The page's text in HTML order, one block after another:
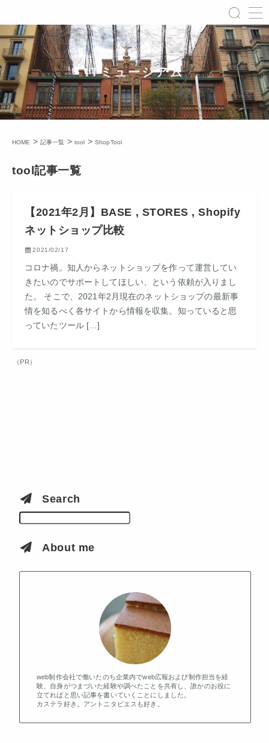
ITミュージアム
HOME > 記事一覧 > tool > ShopTool
tool記事一覧
【2021年2月】BASE , STORES , Shopify
ネットショップ比較
2021/02/17
コロナ禍。知人からネットショップを作って運営してい
きたいのでサポートしてほしい、という依頼が入りまし
た。 そこで、2021年2月現在のネットショップの最新事
情を知るべく各サイトから情報を収集。知っていると思
っていたツール […]
（PR）
Search
検索
About me
web制作会社で働いたのち企業内でweb広報および制作担当を経
験。自身がつまづいた経験や調べたことを共有し、誰かのお役に
立てればと思い記事を書いていくことにしました。
カステラ好き。アントニタピエスも好き。